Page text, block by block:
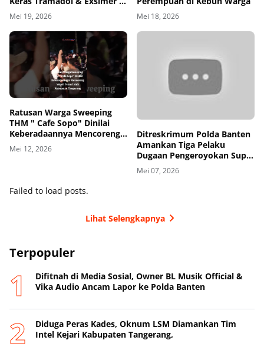
Tangerang
Mei 19, 2026 Mei 18, 2026
Ratusan Warga Sweeping
THM " Cafe Sopo" Dinilai
Keberadaannya Mencoreng
Wajah Pemerintah
Kabupaten Tangerang
Mei 12, 2026
Ditreskrimum Polda Banten
Amankan Tiga Pelaku
Dugaan Pengeroyokan Supir
di Toll
Mei 07, 2026
Failed to load posts.
Lihat Selengkapnya
Terpopuler
Difitnah di Media Sosial, Owner BL Musik Official &
Vika Audio Ancam Lapor ke Polda Banten
Diduga Peras Kades, Oknum LSM Diamankan Tim
Intel Kejari Kabupaten Tangerang,